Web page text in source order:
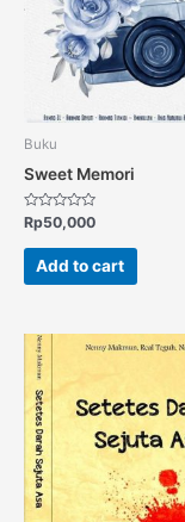
Buku
Sweet Memori
Rated
out
Rp50,000
Add to cart